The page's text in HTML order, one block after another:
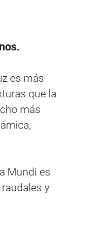
es más
que la
más
Mundi es
y